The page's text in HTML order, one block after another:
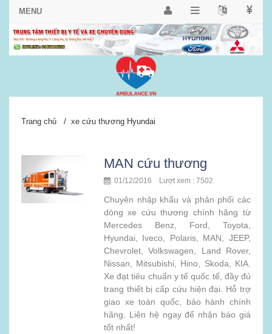
Trang chủ / xe cứu thương Hyundai
MAN cứu thương
01/12/2016 Lượt xem : 7502
Chuyên nhập khẩu và phân phối các
dòng xe cứu thương chính hãng từ
Mercedes Benz, Ford, Toyota,
Hyundai, Iveco, Polaris, MAN, JEEP,
Chevrolet, Volkswagen, Land Rover,
Nissan, Mitsubishi, Hino, Skoda, KIA.
Xe đạt tiêu chuẩn y tế quốc tế, đầy đủ
trang thiết bị cấp cứu hiện đại. Hỗ trợ
giao xe toàn quốc, bảo hành chính
hãng. Liên hệ ngay để nhận báo giá
tốt nhất!